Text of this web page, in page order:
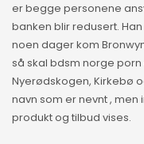
er begge personene
banken blir redusert.
noen dager kom
så skal bdsm norge
Nyerødskogen, Kirkebø
navn som er nevnt ,
produkt og tilbud vises.